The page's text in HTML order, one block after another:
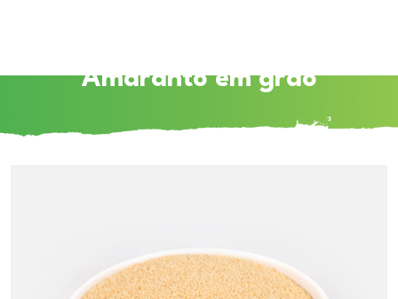
Amaranto em grão